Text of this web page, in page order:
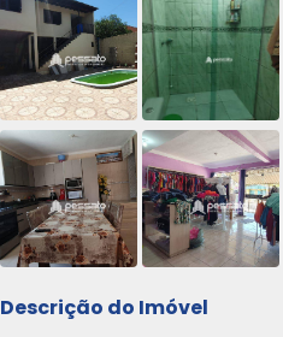
Descrição do Imóvel